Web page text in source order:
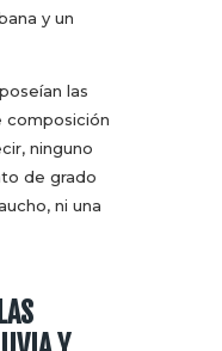
y un
las
composición
ninguno
de grado
ni una